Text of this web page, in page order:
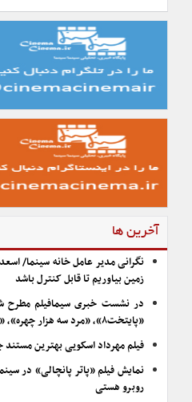
آخرین ها
نگرانی مدیر عامل خانه سینما/
زمین بیاوریم تا قابل کنترل باشد
در نشست خبری سیمافیلم
«پایتخت۸»، «مرد سه هزار چهره»، «سلمان فارسی» و…
فیلم مهرداد اسکویی بهترین
نمایش فیلم «پاتر پانچالی» در
روبرو هستی